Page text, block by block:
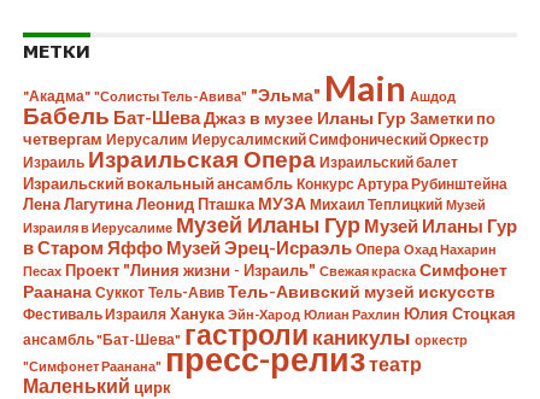
МЕТКИ
"Акадма" "Солисты Тель-Авива" "Эльма" Main Ашдод
Бабель Бат-ШеваДжаз в музее Иланы Гур Заметки по
четвергам Иерусалим Иерусалимский Симфонический Оркестр
Израиль Израильская Опера Израильский балет
Израильский вокальный ансамбль Конкурс Артура Рубинштейна
Лена Лагутина Леонид Пташка МУЗА Михаил Теплицкий Музей
Израиля в Иерусалиме Музей Иланы Гур Музей Иланы Гур
в Старом Яффо Музей Эрец-Исраэль Опера Охад Нахарин
Песах Проект "Линия жизни - Израиль" Свежая краска Симфонет
Раанана Суккот Тель-Авив Тель-Авивский музей искусств
Фестиваль Израиля Ханука Эйн-Харод Юлиан Рахлин Юлия Стоцкая
ансамбль "Бат-Шева" гастроли каникулы оркестр
"Симфонет Раанана" пресс-релизтеатр
Маленький цирк